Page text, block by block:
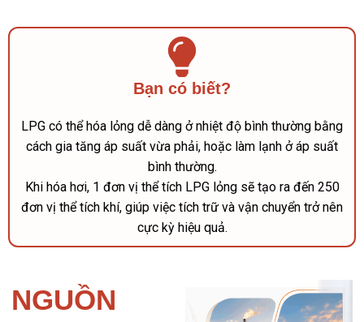
Bạn có biết?
LPG có thể hóa lỏng dễ dàng ở nhiệt độ bình thường bằng
cách gia tăng áp suất vừa phải, hoặc làm lạnh ở áp suất
bình thường.
Khi hóa hơi, 1 đơn vị thể tích LPG lỏng sẽ tạo ra đến 250
đơn vị thể tích khí, giúp việc tích trữ và vận chuyển trở nên
cực kỳ hiệu quả.
NGUỒN